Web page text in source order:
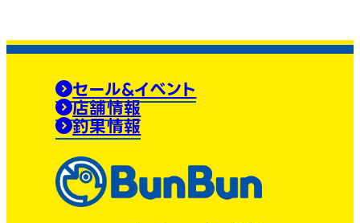
セール&イベント
店舗情報
釣果情報